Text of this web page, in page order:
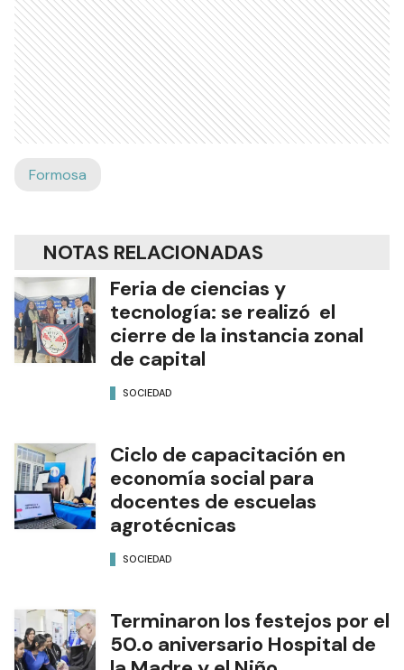
Formosa
NOTAS RELACIONADAS
Feria de ciencias y
tecnología: se realizó el
cierre de la instancia zonal
de capital
SOCIEDAD
Ciclo de capacitación en
economía social para
docentes de escuelas
agrotécnicas
SOCIEDAD
Terminaron los festejos por el
50.o aniversario Hospital de